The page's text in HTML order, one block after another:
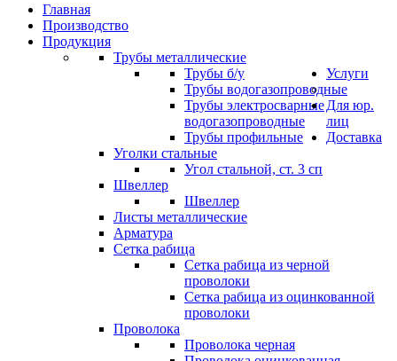
Главная
Производство
Продукция
Трубы металлические
Трубы б/у
Трубы водогазопроводные
Трубы электросварные
водогазопроводные
Трубы профильные
Уголки стальные
Угол стальной, ст. 3 сп
Швеллер
Швеллер
Листы металлические
Арматура
Сетка рабица
Сетка рабица из черной
проволоки
Сетка рабица из оцинкованной
проволоки
Проволока
Проволока черная
Услуги
Для юр.
лиц
Доставка